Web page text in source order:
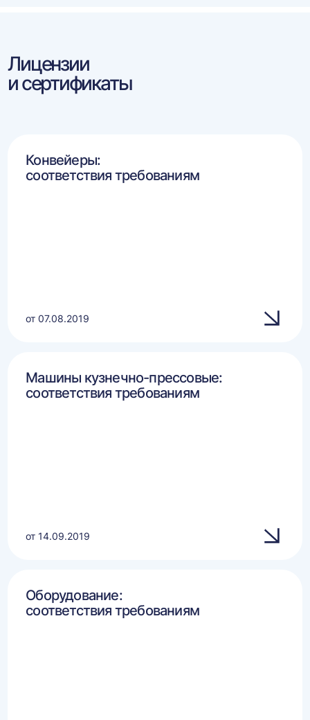
Лицензии
и сертификаты
Конвейеры:
соответствия требованиям
от 07.08.2019
Машины кузнечно-прессовые:
соответствия требованиям
от 14.09.2019
Оборудование:
соответствия требованиям